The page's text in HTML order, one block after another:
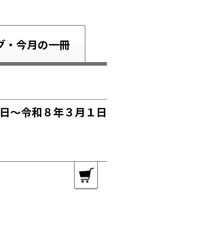
今月の一冊
～令和８年３月１日